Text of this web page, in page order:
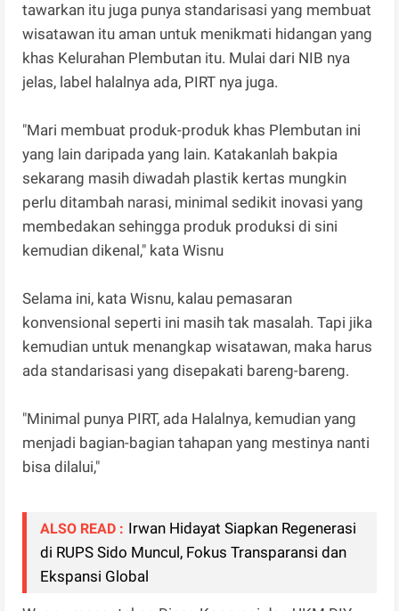
tawarkan itu juga punya standarisasi yang membuat
wisatawan itu aman untuk menikmati hidangan yang
khas Kelurahan Plembutan itu. Mulai dari NIB nya
jelas, label halalnya ada, PIRT nya juga.
"Mari membuat produk-produk khas Plembutan ini
yang lain daripada yang lain. Katakanlah bakpia
sekarang masih diwadah plastik kertas mungkin
perlu ditambah narasi, minimal sedikit inovasi yang
membedakan sehingga produk produksi di sini
kemudian dikenal," kata Wisnu
Selama ini, kata Wisnu, kalau pemasaran
konvensional seperti ini masih tak masalah. Tapi jika
kemudian untuk menangkap wisatawan, maka harus
ada standarisasi yang disepakati bareng-bareng.
"Minimal punya PIRT, ada Halalnya, kemudian yang
menjadi bagian-bagian tahapan yang mestinya nanti
bisa dilalui,"
ALSO READ : Irwan Hidayat Siapkan Regenerasi
di RUPS Sido Muncul, Fokus Transparansi dan
Ekspansi Global